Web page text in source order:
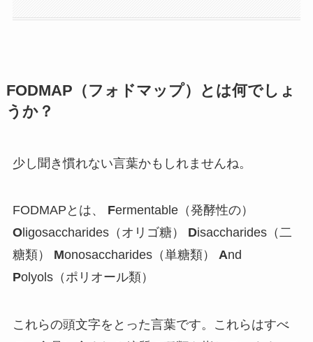
FODMAP（フォドマップ）とは何でしょ
うか？
少し聞き慣れない言葉かもしれませんね。
FODMAPとは、 Fermentable（発酵性の）
Oligosaccharides（オリゴ糖） Disaccharides（二
糖類） Monosaccharides（単糖類） And
Polyols（ポリオール類）
これらの頭文字をとった言葉です。これらはすべ